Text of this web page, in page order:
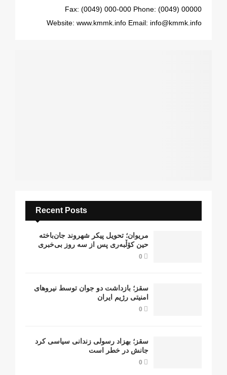
Phone: (0049) 00000
Fax: (0049) 000-000
Email: info@kmmk.info
Website: www.kmmk.info
Recent Posts
مریوان؛ تحویل پیکر شهروند جان‌باخته
حین کۆڵبەری پس از سە روز بی‌خبری
0
سقز؛ بازداشت دو جوان توسط نیروهای
امنیتی رژیم ایران
0
سقز؛ بهزاد رسولی زندانی سیاسی کرد
جانش در خطر است
0